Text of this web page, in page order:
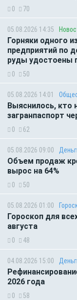
0 70
05.08.2026 14:35
Горняки одного
предприятий по
руды удостоены
0 50
05.08.2026 14:01
Выяснилось, кто
загранпаспорт
0 62
05.08.2026 09:00
Объем продаж
вырос на 64%
0 50
05.08.2026 01:00
Гороскоп для
августа
0 48
04.08.2026 15:00
2026 года
0 58